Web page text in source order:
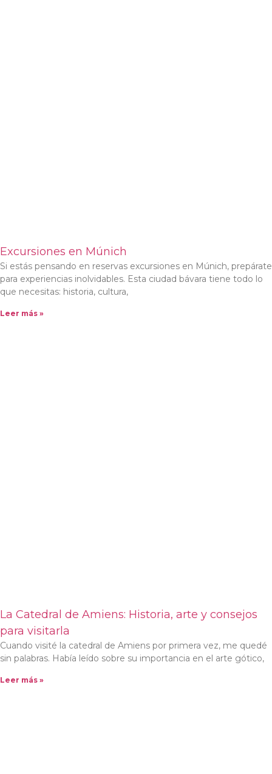
Excursiones en Múnich
Si estás pensando en reservas excursiones en Múnich, prepárate
para experiencias inolvidables. Esta ciudad bávara tiene todo lo
que necesitas: historia, cultura,
Leer más »
La Catedral de Amiens: Historia, arte y consejos
para visitarla
Cuando visité la catedral de Amiens por primera vez, me quedé
sin palabras. Había leído sobre su importancia en el arte gótico,
Leer más »